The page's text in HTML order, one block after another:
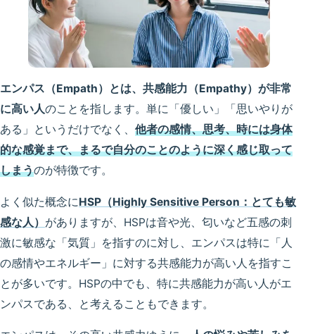
エンパス（Empath）とは、共感能力（Empathy）が非常
に高い人のことを指します。単に「優しい」「思いやりが
ある」というだけでなく、 他者の感情、思考、時には身体
的な感覚まで、まるで自分のことのように深く感じ取って
しまうのが特徴です。
よく似た概念にHSP（Highly Sensitive Person：とても敏
感な人） がありますが、HSPは音や光、匂いなど五感の刺
激に敏感な「気質」を指すのに対し、エンパスは特に「人
の感情やエネルギー」に対する共感能力が高い人を指すこ
とが多いです。HSPの中でも、特に共感能力が高い人がエ
ンパスである、と考えることもできます。